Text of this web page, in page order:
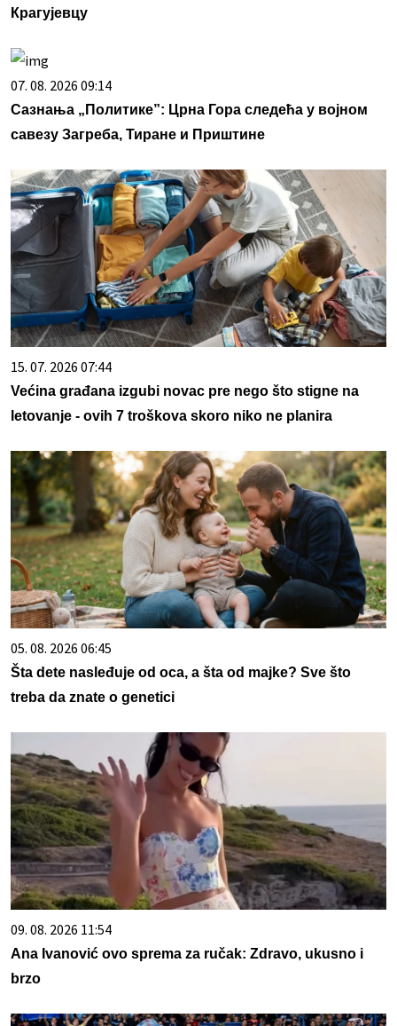
Крагујевцу
07. 08. 2026 09:14
Сазнања „Политике”: Црна Гора следећа у војном
савезу Загреба, Тиране и Приштине
15. 07. 2026 07:44
Većina građana izgubi novac pre nego što stigne na
letovanje - ovih 7 troškova skoro niko ne planira
05. 08. 2026 06:45
Šta dete nasleđuje od oca, a šta od majke? Sve što
treba da znate o genetici
09. 08. 2026 11:54
Ana Ivanović ovo sprema za ručak: Zdravo, ukusno i
brzo